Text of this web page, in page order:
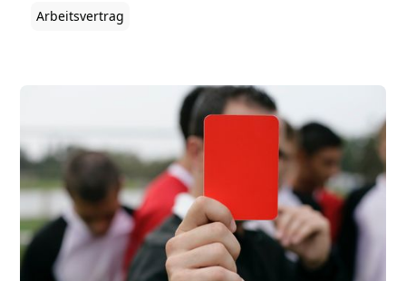
gilt, wenn über die Bezahlung nichts vereinbart
Arbeitsvertrag